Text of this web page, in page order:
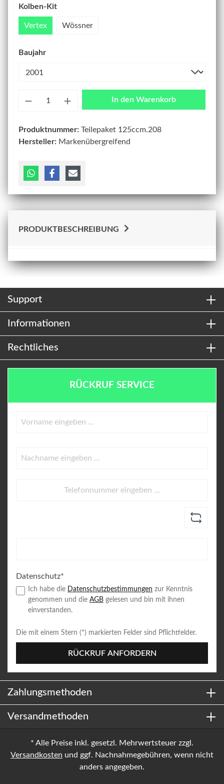
Kolben-Kit
Vertex Wössner
Baujahr
In den Warenkorb
Produktnummer: Teilepaket 125ccm.208
Hersteller: Markenübergreifend
PRODUKTBESCHREIBUNG
Support
Informationen
Rechtliches
RÜCKRUF SERVICE
Datenschutz*
Ich habe die Datenschutzbestimmungen zur Kenntnis
genommen und die AGB gelesen und bin mit ihnen
einverstanden.
Die mit einem Stern (*) markierten Felder sind Pflichtfelder.
RÜCKRUF ANFORDERN
Zahlungsmethoden
Versandmethoden
* Alle Preise inkl. gesetzl. Mehrwertsteuer zzgl.
Versandkosten und ggf. Nachnahmegebühren, wenn nicht
anders angegeben.